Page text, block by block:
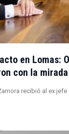
en Lomas:
con la
recibió al ex